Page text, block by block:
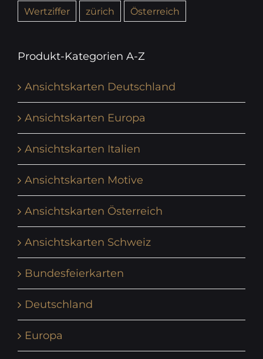
Wertziffer
zürich Österreich
Produkt-Kategorien A-Z
Ansichtskarten Deutschland
Ansichtskarten Europa
Ansichtskarten Italien
Ansichtskarten Motive
Ansichtskarten Österreich
Ansichtskarten Schweiz
Bundesfeierkarten
Deutschland
Europa